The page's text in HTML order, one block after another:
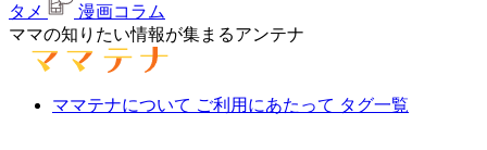
タメ
漫画コラム
ママの知りたい情報が集まるアンテナ
ママテナについて ご利用にあたって タグ一覧